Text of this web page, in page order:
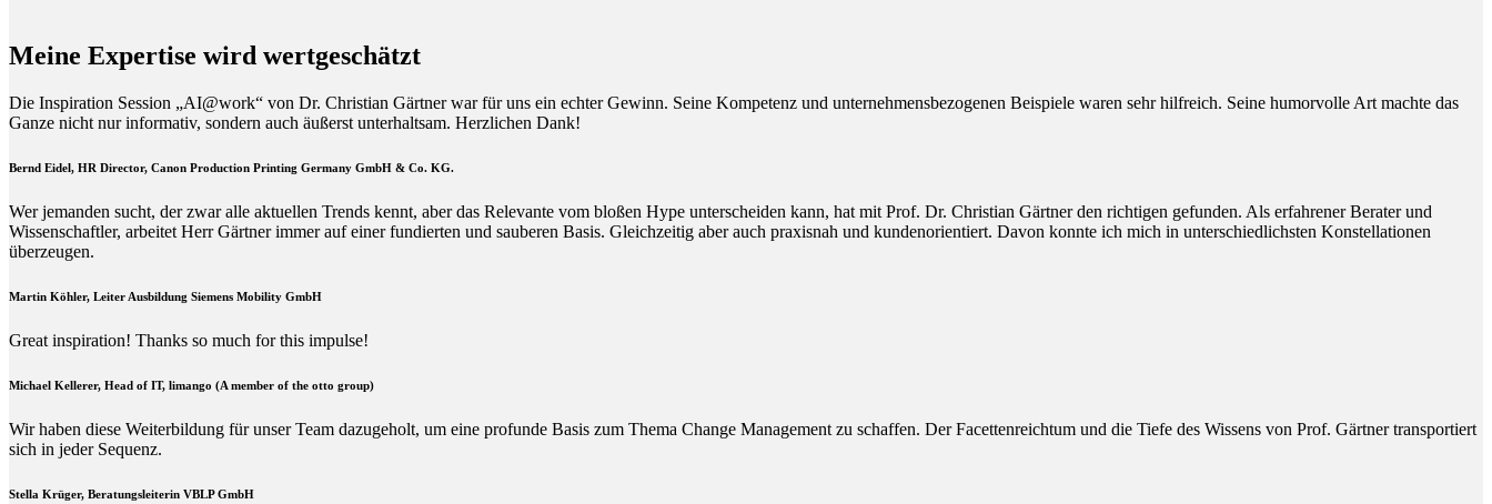
Meine Expertise wird wertgeschätzt
Die Inspiration Session „AI@work“ von Dr. Christian Gärtner war für uns ein echter Gewinn. Seine Kompetenz und unternehmensbezogenen Beispiele waren sehr hilfreich. Seine humorvolle Art machte das
Ganze nicht nur informativ, sondern auch äußerst unterhaltsam. Herzlichen Dank!
Bernd Eidel, HR Director, Canon Production Printing Germany GmbH & Co. KG.
Wer jemanden sucht, der zwar alle aktuellen Trends kennt, aber das Relevante vom bloßen Hype unterscheiden kann, hat mit Prof. Dr. Christian Gärtner den richtigen gefunden. Als erfahrener Berater und
Wissenschaftler, arbeitet Herr Gärtner immer auf einer fundierten und sauberen Basis. Gleichzeitig aber auch praxisnah und kundenorientiert. Davon konnte ich mich in unterschiedlichsten Konstellationen
überzeugen.
Martin Köhler, Leiter Ausbildung Siemens Mobility GmbH
Great inspiration! Thanks so much for this impulse!
Michael Kellerer, Head of IT, limango (A member of the otto group)
Wir haben diese Weiterbildung für unser Team dazugeholt, um eine profunde Basis zum Thema Change Management zu schaffen. Der Facettenreichtum und die Tiefe des Wissens von Prof. Gärtner transportiert
sich in jeder Sequenz.
Stella Krüger, Beratungsleiterin VBLP GmbH